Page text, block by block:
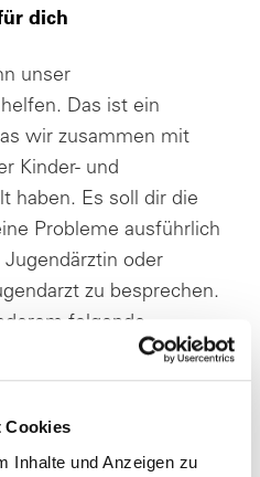
Cookies
Inhalte und Anzeigen zu
dich
unser
Das ist ein
wir zusammen mit
Kinder- und
haben. Es soll dir die
Probleme ausführlich
oder
zu besprechen.
folgende
kommen:
(ADHS)
(Magersucht /